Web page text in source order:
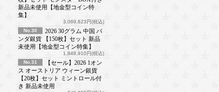
新品未使用【地金型コイン特
集】
3,069,623円(税込)
No.30
2026 30グラム 中国 パ
ンダ銀貨 【150枚】セット 新品
未使用【地金型コイン特集】
1,848,910円(税込)
No.31
【セール】2026 1オン
ス オーストリア ウィーン銀貨
【20枚】セット ミントロール付
き 新品未使用